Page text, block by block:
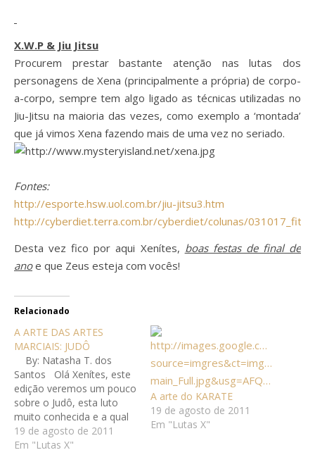
X.W.P & Jiu Jitsu
Procurem prestar bastante atenção nas lutas dos
personagens de Xena (principalmente a própria) de corpo-
a-corpo, sempre tem algo ligado as técnicas utilizadas no
Jiu-Jitsu na maioria das vezes, como exemplo a ‘montada’
que já vimos Xena fazendo mais de uma vez no seriado.
Fontes:
http://esporte.hsw.uol.com.br/jiu-jitsu3.htm
http://cyberdiet.terra.com.br/cyberdiet/colunas/
Desta vez fico por aqui Xenítes, boas festas de final de
anoe que Zeus esteja com vocês!
Relacionado
A ARTE DAS ARTES
MARCIAIS: JUDÔ
By: Natasha T. dos
Santos Olá Xenítes, este
edição veremos um pouco
sobre o Judô, esta luto
muito conhecida e a qual
já estava devendo a
tempos para mostrar a
19 de agosto de 2011
Em "Lutas X"
A arte do KARATE
19 de agosto de 2011
Em "Lutas X"